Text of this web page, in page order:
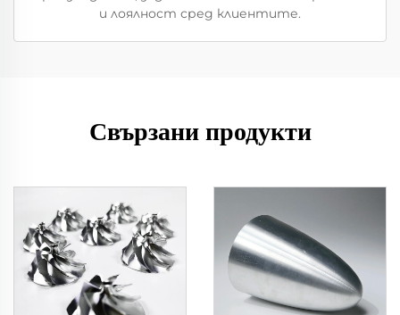
и лоялност сред клиентите.
Свързани продукти